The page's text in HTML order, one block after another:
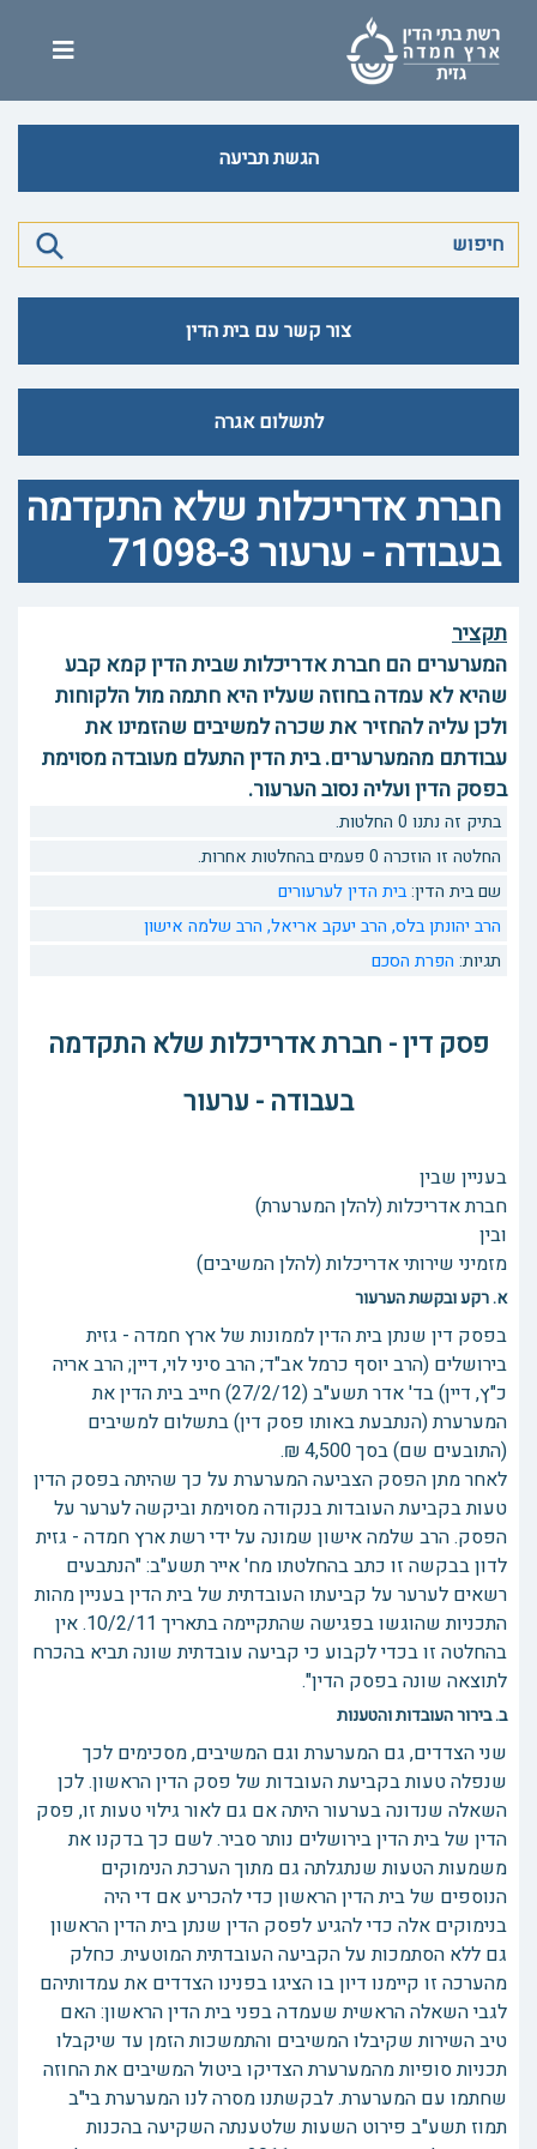
הגשת תביעה
צור קשר עם בית הדין
לתשלום אגרה
חברת אדריכלות שלא התקדמה
בעבודה - ערעור 71098-3
תקציר
המערערים הם חברת אדריכלות שבית הדין קמא קבע
שהיא לא עמדה בחוזה שעליו היא חתמה מול הלקוחות
ולכן עליה להחזיר את שכרה למשיבים שהזמינו את
עבודתם מהמערערים. בית הדין התעלם מעובדה מסוימת
בפסק הדין ועליה נסוב הערעור.
בתיק זה נתנו 0 החלטות.
החלטה זו הוזכרה 0 פעמים בהחלטות אחרות.
שם בית הדין:בית הדין לערעורים
הרב יהונתן בלס, הרב יעקב אריאל, הרב שלמה אישון
תגיות: הפרת הסכם
פסק דין - חברת אדריכלות שלא התקדמה
בעבודה - ערעור
בעניין שבין
חברת אדריכלות (להלן המערערת)
ובין
מזמיני שירותי אדריכלות (להלן המשיבים)
א. רקע ובקשת הערעור
בפסק דין שנתן בית הדין לממונות של ארץ חמדה - גזית
בירושלים (הרב יוסף כרמל אב"ד; הרב סיני לוי, דיין; הרב אריה
כ"ץ, דיין) בד' אדר תשע"ב (27/2/12) חייב בית הדין את
המערערת (הנתבעת באותו פסק דין) בתשלום למשיבים
(התובעים שם) בסך 4,500 ₪.
לאחר מתן הפסק הצביעה המערערת על כך שהיתה בפסק הדין
טעות בקביעת העובדות בנקודה מסוימת וביקשה לערער על
הפסק. הרב שלמה אישון שמונה על ידי רשת ארץ חמדה - גזית
לדון בבקשה זו כתב בהחלטתו מח' אייר תשע"ב: "הנתבעים
רשאים לערער על קביעתו העובדתית של בית הדין בעניין מהות
התכניות שהוגשו בפגישה שהתקיימה בתאריך 10/2/11. אין
בהחלטה זו בכדי לקבוע כי קביעה עובדתית שונה תביא בהכרח
לתוצאה שונה בפסק הדין".
ב. בירור העובדות והטענות
שני הצדדים, גם המערערת וגם המשיבים, מסכימים לכך
שנפלה טעות בקביעת העובדות של פסק הדין הראשון. לכן
השאלה שנדונה בערעור היתה אם גם לאור גילוי טעות זו, פסק
הדין של בית הדין בירושלים נותר סביר. לשם כך בדקנו את
משמעות הטעות שנתגלתה גם מתוך הערכת הנימוקים
הנוספים של בית הדין הראשון כדי להכריע אם די היה
בנימוקים אלה כדי להגיע לפסק הדין שנתן בית הדין הראשון
גם ללא הסתמכות על הקביעה העובדתית המוטעית. כחלק
מהערכה זו קיימנו דיון בו הציגו בפנינו הצדדים את עמדותיהם
לגבי השאלה הראשית שעמדה בפני בית הדין הראשון: האם
טיב השירות שקיבלו המשיבים והתמשכות הזמן עד שיקבלו
תכניות סופיות מהמערערת הצדיקו ביטול המשיבים את החוזה
שחתמו עם המערערת. לבקשתנו מסרה לנו המערערת בי"ב
תמוז תשע"ב פירוט השעות שלטענתה השקיעה בהכנות